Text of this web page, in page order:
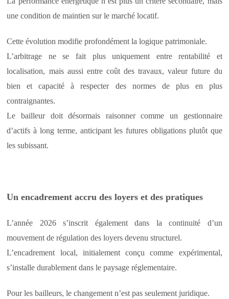
une condition de maintien sur le marché locatif.
Cette évolution modifie profondément la logique patrimoniale.
L’arbitrage ne se fait plus uniquement entre rentabilité et
localisation, mais aussi entre coût des travaux, valeur future du
bien et capacité à respecter des normes de plus en plus
contraignantes.
Le bailleur doit désormais raisonner comme un gestionnaire
d’actifs à long terme, anticipant les futures obligations plutôt que
les subissant.
Un encadrement accru des loyers et des pratiques
L’année 2026 s’inscrit également dans la continuité d’un
mouvement de régulation des loyers devenu structurel.
L’encadrement local, initialement conçu comme expérimental,
s’installe durablement dans le paysage réglementaire.
Pour les bailleurs, le changement n’est pas seulement juridique.